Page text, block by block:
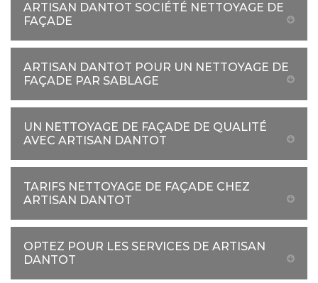
ARTISAN DANTOT SOCIÉTÉ NETTOYAGE DE
FAÇADE
ARTISAN DANTOT POUR UN NETTOYAGE DE
FAÇADE PAR SABLAGE
UN NETTOYAGE DE FAÇADE DE QUALITÉ
AVEC ARTISAN DANTOT
TARIFS NETTOYAGE DE FAÇADE CHEZ
ARTISAN DANTOT
OPTEZ POUR LES SERVICES DE ARTISAN
DANTOT